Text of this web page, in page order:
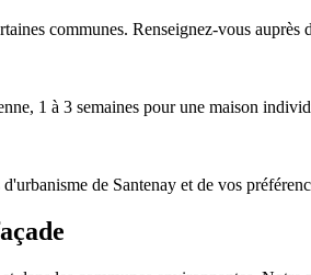
communes. Renseignez-vous auprès
1 à 3 semaines pour une maison
de Santenay et de vos